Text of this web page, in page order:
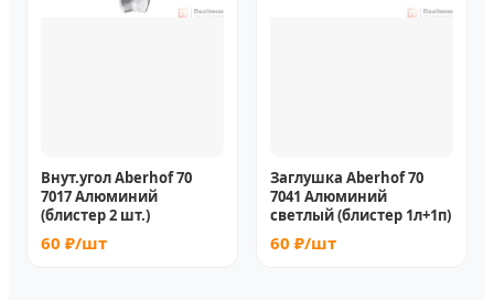
Внут.угол Aberhof 70
7017 Алюминий
(блистер 2 шт.)
60 ₽/шт
Заглушка Aberhof 70
7041 Алюминий
светлый (блистер 1л+1п)
60 ₽/шт